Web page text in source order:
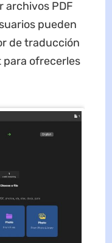
archivos PDF
pueden
de traducción
para ofrecerles